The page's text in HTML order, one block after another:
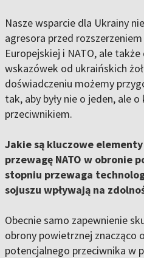
Nasze wsparcie dla Ukrainy
agresora przed
Europejskiej i NATO, ale
wskazówek od ukraińskich
doświadczeniu możemy
tak, aby były nie o jeden, ale
przeciwnikiem.
Jakie są kluczowe
przewagę NATO w obronie
stopniu przewaga
sojuszu wpływają na
Obecnie samo zapewnienie
obrony powietrznej znacząco
potencjalnego przeciwnika w